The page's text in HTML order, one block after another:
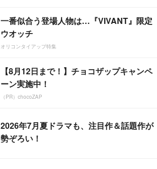
一番似合う登場人物は…『VIVANT』限定
ウオッチ
オリコンタイアップ特集
【8月12日まで！】チョコザップキャンペ
ーン実施中！
（PR）chocoZAP
2026年7月夏ドラマも、注目作＆話題作が
勢ぞろい！